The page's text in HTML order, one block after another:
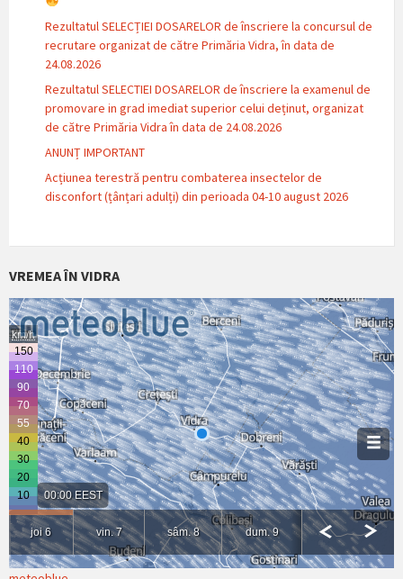
Rezultatul SELECȚIEI DOSARELOR de înscriere la concursul de
recrutare organizat de către Primăria Vidra, în data de
24.08.2026
Rezultatul SELECTIEI DOSARELOR de înscriere la examenul de
promovare in grad imediat superior celui deținut, organizat
de către Primăria Vidra în data de 24.08.2026
ANUNȚ IMPORTANT
Acțiunea terestră pentru combaterea insectelor de
disconfort (țânțari adulți) din perioada 04-10 august 2026
VREMEA ÎN VIDRA